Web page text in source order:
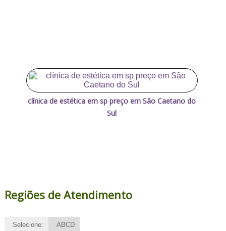
clínica de estética em sp preço em São Caetano do
Sul
Regiões de Atendimento
Selecione: ABCD